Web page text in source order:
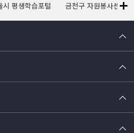
시 평생학습포털 금천구 자원봉사센터